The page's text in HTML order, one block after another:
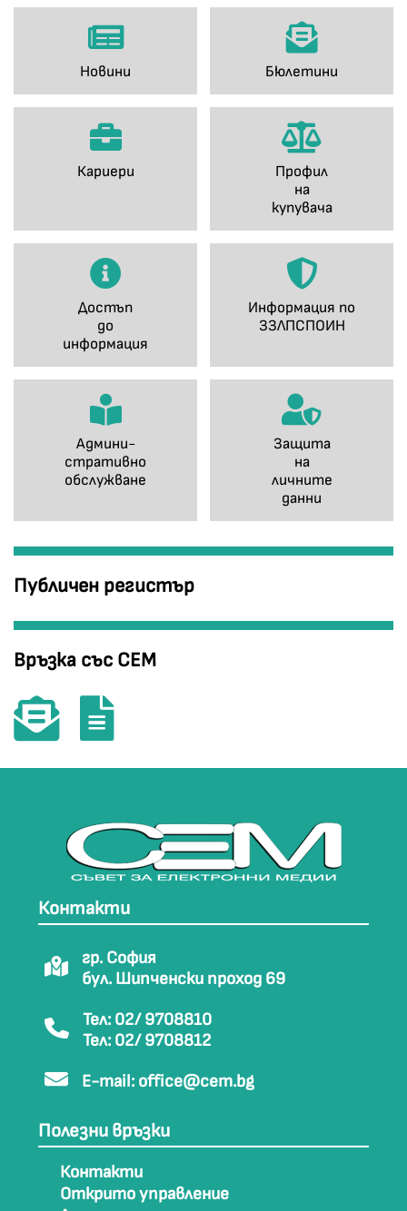
Новини Бюлетини
Кариери
Профил
на
купувача
Достъп
до
информация
Информация по
ЗЗЛПСПОИН
Админи-
стративно
обслужване
Защита
на
личните
данни
Публичен регистър
Връзка със СЕМ
Контакти
гр. София
бул. Шипченски проход 69
Тел: 02/ 9708810
Тел: 02/ 9708812
E-mail: office@cem.bg
Полезни връзки
Контакти
Открито управление